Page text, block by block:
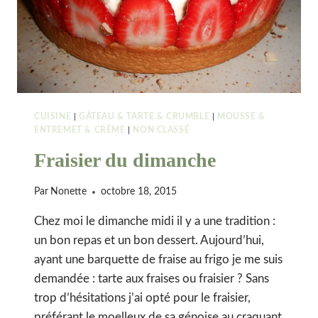
CUISINE GÂTEAU & TARTE & CRUMBLE
MOUSSE &
ENTREMET & CRÈME
NON CLASSÉ
Fraisier du dimanche
Par Nonette octobre 18, 2015
Chez moi le dimanche midi il y a une tradition :
un bon repas et un bon dessert. Aujourd’hui,
ayant une barquette de fraise au frigo je me suis
demandée : tarte aux fraises ou fraisier ? Sans
trop d’hésitations j’ai opté pour le fraisier,